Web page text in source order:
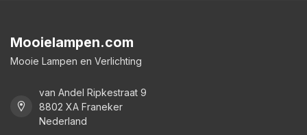
Mooielampen.com
Mooie Lampen en Verlichting
van Andel Ripkestraat 9
8802 XA Franeker
Nederland